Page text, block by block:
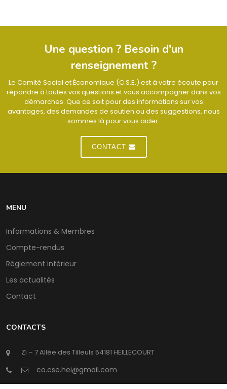
Une question ? Besoin d'un
renseignement ?
Le Comité Social et Économique (C.S.E.) est à votre écoute pour
répondre à toutes vos questions et vous accompagner dans vos
démarches. Que ce soit pour des informations sur vos
avantages, des demandes de soutien ou des suggestions, nous
sommes là pour vous aider.
CONTACT
MENU
Informations & Membres
Compte-rendus
Réglement intérieur
Les actualités
Contact
CONTACTS
ZI – 7 Allée des Tilleuls 54181 HEILLECOURT
@